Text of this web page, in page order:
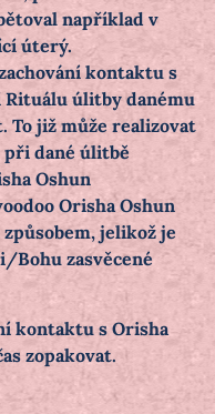
například v
úterý.
kontaktu s
úlitby danému
To již může realizovat
při dané úlitbě
Oshun
Orisha Oshun
jelikož je
Bohu zasvěcené
kontaktu s Orisha
zopakovat.